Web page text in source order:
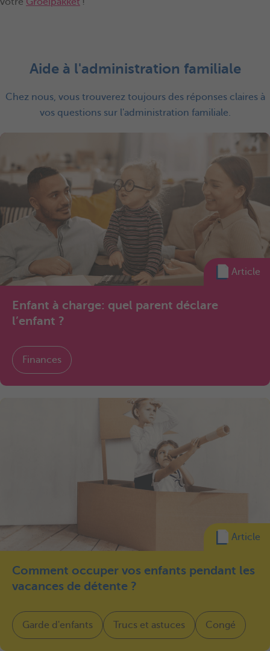
Aide à l'administration familiale
Chez nous, vous trouverez toujours des réponses claires à
vos questions sur l'administration familiale.
Article
Enfant à charge: quel parent déclare
l’enfant ?
Finances
Article
Comment occuper vos enfants pendant les
vacances de détente ?
Garde d'enfants Trucs et astuces Congé